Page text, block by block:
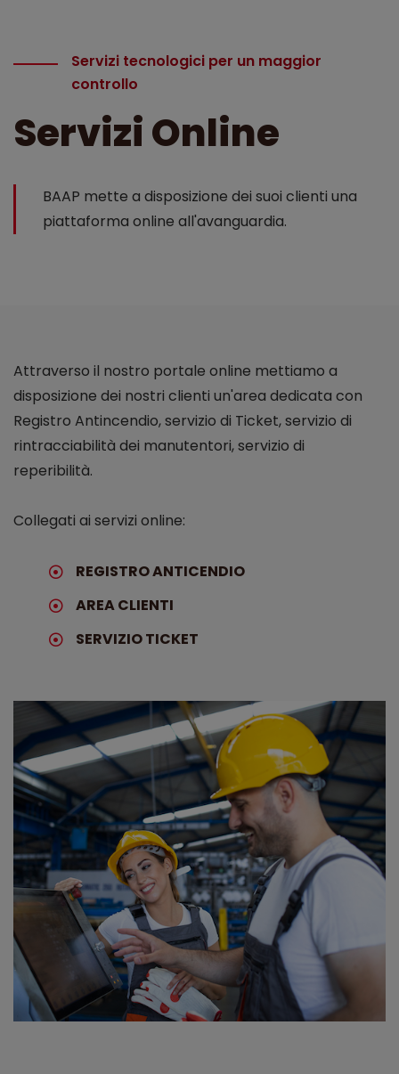
Servizi tecnologici per un maggior
controllo
Servizi Online
BAAP mette a disposizione dei suoi clienti una
piattaforma online all'avanguardia.
Attraverso il nostro portale online mettiamo a
disposizione dei nostri clienti un'area dedicata con
Registro Antincendio, servizio di Ticket, servizio di
rintracciabilità dei manutentori, servizio di
reperibilità.
Collegati ai servizi online:
REGISTRO ANTICENDIO
AREA CLIENTI
SERVIZIO TICKET